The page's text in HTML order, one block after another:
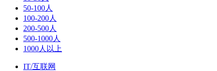
50-100人
100-200人
200-500人
500-1000人
1000人以上
IT/互联网